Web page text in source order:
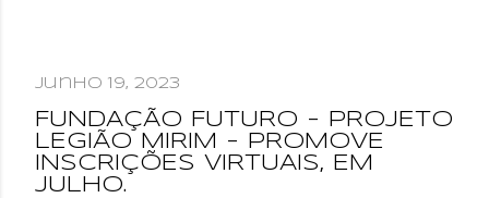
junho 19, 2023
FUNDAÇÃO FUTURO - PROJETO
LEGIÃO MIRIM - PROMOVE
INSCRIÇÕES VIRTUAIS, EM
JULHO.